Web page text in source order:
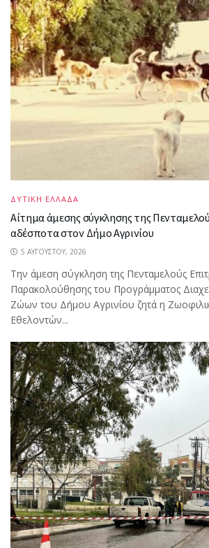
ΔΥΤΙΚΗ ΕΛΛΑΔΑ
Αίτημα άμεσης σύγκλησης της
αδέσποτα στον Δήμο Αγρινίου
5 ΑΥΓΟΎΣΤΟΥ, 2026
Την άμεση σύγκληση της Πενταμελούς
Παρακολούθησης του Προγράμματος
Ζώων του Δήμου Αγρινίου ζητά η
Εθελοντών...